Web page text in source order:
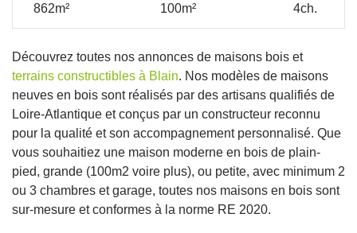
862m² 100m² 4ch.
Découvrez toutes nos annonces de maisons bois et
terrains constructibles à Blain. Nos modèles de maisons
neuves en bois sont réalisés par des artisans qualifiés de
Loire-Atlantique et conçus par un constructeur reconnu
pour la qualité et son accompagnement personnalisé. Que
vous souhaitiez une maison moderne en bois de plain-
pied, grande (100m2 voire plus), ou petite, avec minimum 2
ou 3 chambres et garage, toutes nos maisons en bois sont
sur-mesure et conformes à la norme RE 2020.